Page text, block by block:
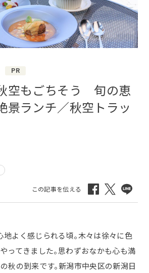
PR
空もごちそう 旬の恵
景ランチ／秋空トラッ
よく感じられる頃。木々は徐々に色
ってきました。思わずおなかも心も満
秋の到来です。新潟市中央区の新潟日